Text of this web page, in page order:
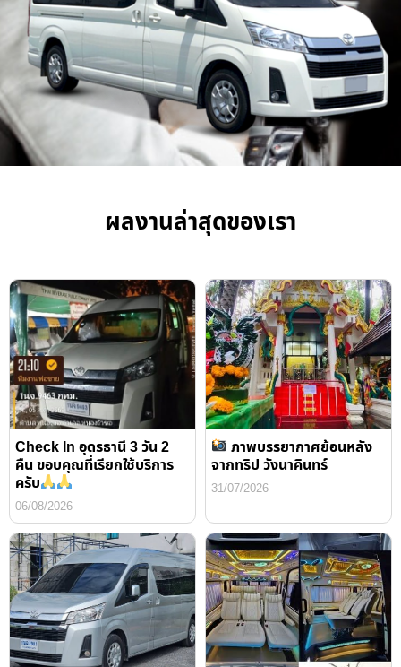
ผลงานล่าสุดของเรา
Check In อุดรธานี 3 วัน 2
คืน ขอบคุณที่เรียกใช้บริการ
ครับ
06/08/2026
ภาพบรรยากาศย้อนหลัง
จากทริป วังนาคินทร์
31/07/2026